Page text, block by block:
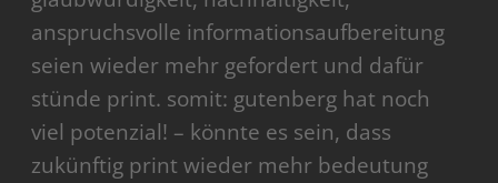
anspruchsvolle informationsaufbereitung
seien wieder mehr gefordert und dafür
stünde print. somit: gutenberg hat noch
viel potenzial! – könnte es sein, dass
zukünftig print wieder mehr bedeutung